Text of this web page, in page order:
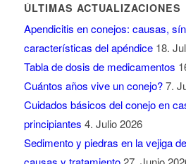
ÚLTIMAS ACTUALIZACIONES
Apendicitis en conejos: causas,
características del apéndice 18.
Tabla de dosis de medicamentos
Cuántos años vive un conejo? 7.
Cuidados básicos del conejo en
principiantes 4. Julio 2026
Sedimento y piedras en la vejiga